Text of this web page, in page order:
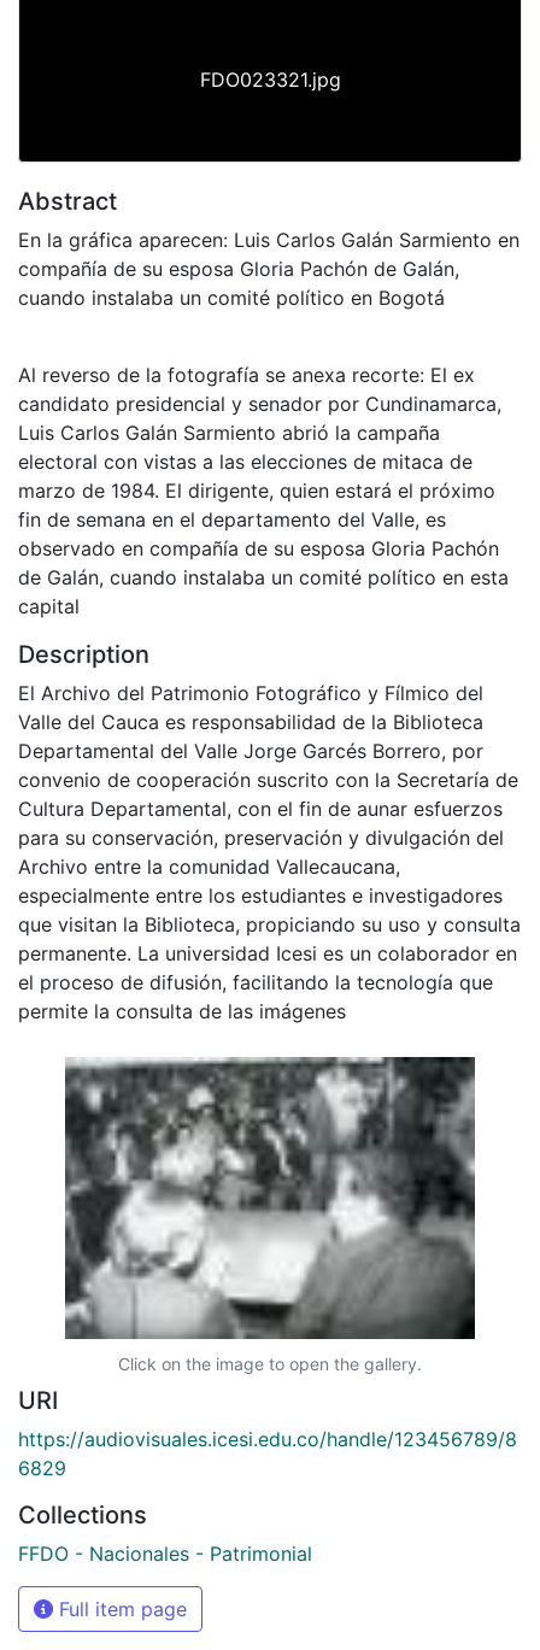
FDO023321.jpg
Abstract
En la gráfica aparecen: Luis Carlos Galán Sarmiento en
compañía de su esposa Gloria Pachón de Galán,
cuando instalaba un comité político en Bogotá
Al reverso de la fotografía se anexa recorte: El ex
candidato presidencial y senador por Cundinamarca,
Luis Carlos Galán Sarmiento abrió la campaña
electoral con vistas a las elecciones de mitaca de
marzo de 1984. El dirigente, quien estará el próximo
fin de semana en el departamento del Valle, es
observado en compañía de su esposa Gloria Pachón
de Galán, cuando instalaba un comité político en esta
capital
Description
El Archivo del Patrimonio Fotográfico y Fílmico del
Valle del Cauca es responsabilidad de la Biblioteca
Departamental del Valle Jorge Garcés Borrero, por
convenio de cooperación suscrito con la Secretaría de
Cultura Departamental, con el fin de aunar esfuerzos
para su conservación, preservación y divulgación del
Archivo entre la comunidad Vallecaucana,
especialmente entre los estudiantes e investigadores
que visitan la Biblioteca, propiciando su uso y consulta
permanente. La universidad Icesi es un colaborador en
el proceso de difusión, facilitando la tecnología que
permite la consulta de las imágenes
Click on the image to open the gallery.
URI
https://audiovisuales.icesi.edu.co/handle/123456789/8
6829
Collections
FFDO - Nacionales - Patrimonial
Full item page